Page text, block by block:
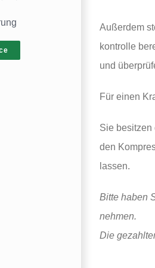
Außer­dem
kon­trol­le
und
Für einen
Sie besit­zen
den
lassen.
Bit­te haben
nehmen.
Die